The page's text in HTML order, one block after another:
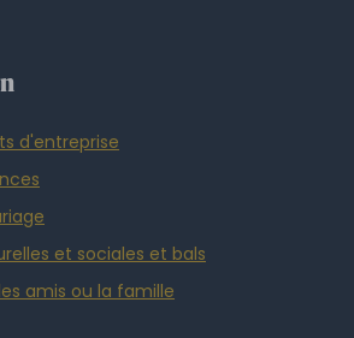
d'entreprise
et sociales et bals
amis ou la famille